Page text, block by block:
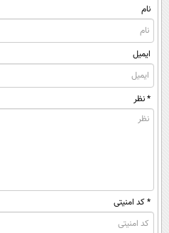
نام
ایمیل
* نظر
* کد امنیتی